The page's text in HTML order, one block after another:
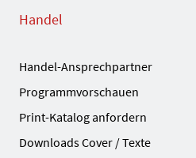
Handel
Handel-Ansprechpartner
Programmvorschauen
Print-Katalog anfordern
Downloads Cover / Texte